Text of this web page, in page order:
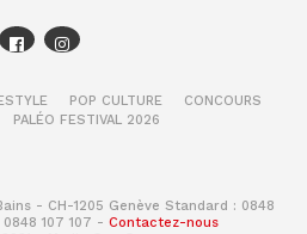
POP CULTURE
CONCOURS
PALÉO FESTIVAL 2026
- CH-1205 Genève Standard : 0848
107 107 - Contactez-nous